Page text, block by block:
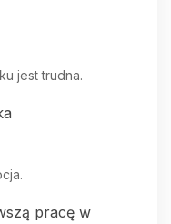
jest trudna.
pracę w